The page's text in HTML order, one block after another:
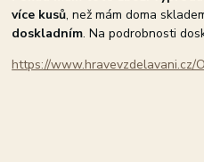
více kusů, než mám doma
doskladním. Na podrobnosti
https://www.hravevzdelavani.cz/